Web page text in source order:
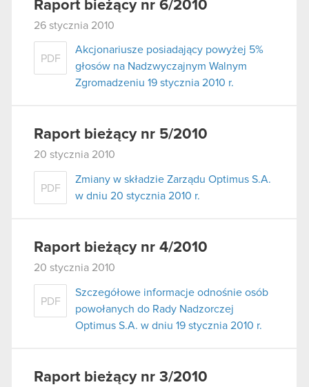
Raport bieżący nr 6/2010
26 stycznia 2010
PDF
Akcjonariusze posiadający powyżej 5%
głosów na Nadzwyczajnym Walnym
Zgromadzeniu 19 stycznia 2010 r.
Raport bieżący nr 5/2010
20 stycznia 2010
PDF
Zmiany w składzie Zarządu Optimus S.A.
w dniu 20 stycznia 2010 r.
Raport bieżący nr 4/2010
20 stycznia 2010
PDF
Szczegółowe informacje odnośnie osób
powołanych do Rady Nadzorczej
Optimus S.A. w dniu 19 stycznia 2010 r.
Raport bieżący nr 3/2010